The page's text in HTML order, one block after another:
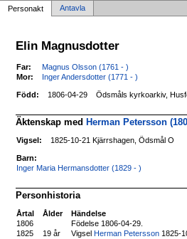
Personakt Antavla
Elin Magnusdotter
Far:
Magnus Olsson (1761 - )
Mor:
Inger Andersdotter (1771 - )
Född: 1806-04-29 Ödsmåls kyrkoarkiv,
Äktenskap med Herman Petersson
Vigsel: 1825-10-21 Kjärrshagen, Ödsmål O
Barn:
Inger Maria Hermansdotter (1829 - )
Personhistoria
Årtal Ålder
Händelse
1806
Födelse 1806-04-29.
1825
19 år Vigsel Herman Petersson 1825-